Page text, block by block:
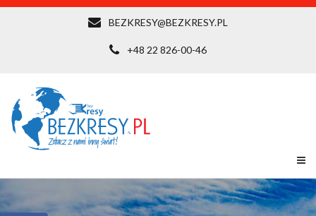
BEZKRESY@BEZKRESY.PL
+48 22 826-00-46